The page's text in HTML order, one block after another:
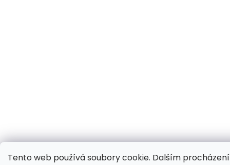
Tento web používá soubory cookie. Dalším